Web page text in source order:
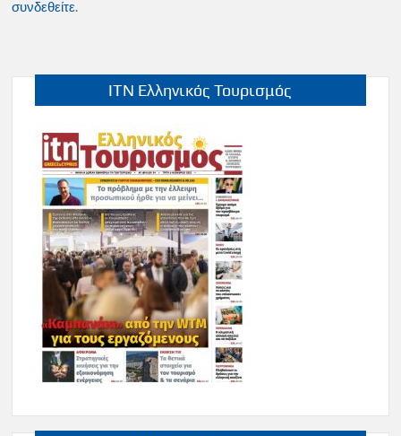
συνδεθείτε.
ITN Ελληνικός Τουρισμός